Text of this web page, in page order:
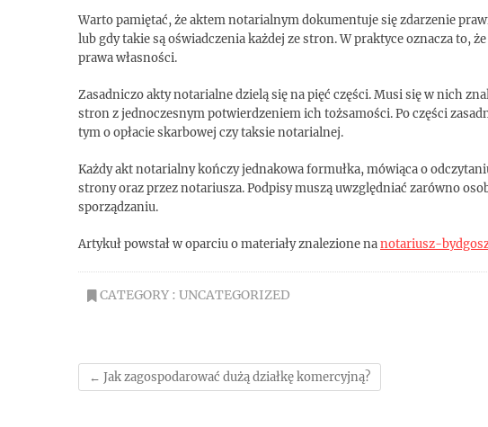
Warto pamiętać, że aktem notarialnym dokumentuje się zdarzenie
lub gdy takie są oświadczenia każdej ze stron. W praktyce oznacza to,
prawa własności.
Zasadniczo akty notarialne dzielą się na pięć części. Musi się w nich
stron z jednoczesnym potwierdzeniem ich tożsamości. Po części
tym o opłacie skarbowej czy taksie notarialnej.
Każdy akt notarialny kończy jednakowa formułka, mówiąca o
strony oraz przez notariusza. Podpisy muszą uwzględniać zarówno
sporządzaniu.
Artykuł powstał w oparciu o materiały znalezione nanotariusz-
CATEGORY : UNCATEGORIZED
← Jak zagospodarować dużą działkę komercyjną?